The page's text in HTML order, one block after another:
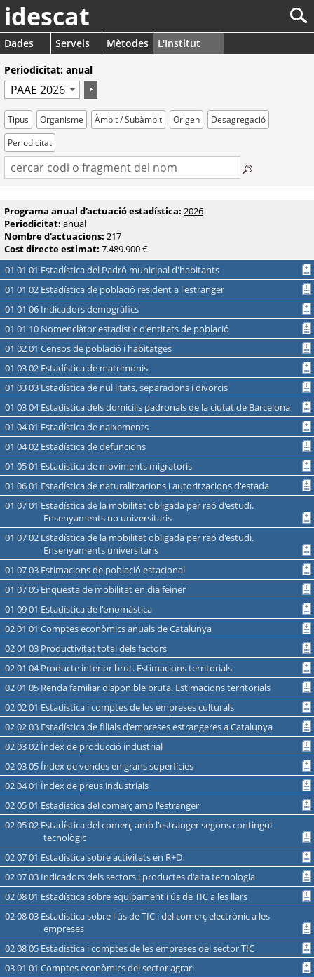
idescat
Dades Serveis Mètodes
L'Institut
Periodicitat: anual
Tipus Organisme Àmbit / Subàmbit Origen
Desagregació
Periodicitat
Programa anual d'actuació estadística: 2026
Periodicitat: anual
Nombre d'actuacions: 217
Cost directe estimat: 7.489.900 €
01 01 01 Estadística del Padró municipal d'habitants
01 01 02 Estadística de població resident a l'estranger
01 01 06 Indicadors demogràfics
01 01 10 Nomenclàtor estadístic d'entitats de població
01 02 01 Censos de població i habitatges
01 03 02 Estadística de matrimonis
01 03 03 Estadística de nul·litats, separacions i divorcis
01 03 04 Estadística dels domicilis padronals de la ciutat de Barcelona
01 04 01 Estadística de naixements
01 04 02 Estadística de defuncions
01 05 01 Estadística de moviments migratoris
01 06 01 Estadística de naturalitzacions i autoritzacions d'estada
01 07 01 Estadística de la mobilitat obligada per raó d'estudi.
Ensenyaments no universitaris
01 07 02 Estadística de la mobilitat obligada per raó d'estudi.
Ensenyaments universitaris
01 07 03 Estimacions de població estacional
01 07 05 Enquesta de mobilitat en dia feiner
01 09 01 Estadística de l'onomàstica
02 01 01 Comptes econòmics anuals de Catalunya
02 01 03 Productivitat total dels factors
02 01 04 Producte interior brut. Estimacions territorials
02 01 05 Renda familiar disponible bruta. Estimacions territorials
02 02 01 Estadística i comptes de les empreses culturals
02 02 03 Estadística de filials d'empreses estrangeres a Catalunya
02 03 02 Índex de producció industrial
02 03 05 Índex de vendes en grans superfícies
02 04 01 Índex de preus industrials
02 05 01 Estadística del comerç amb l'estranger
02 05 02 Estadística del comerç amb l'estranger segons contingut
tecnològic
02 07 01 Estadística sobre activitats en R+D
02 07 03 Indicadors dels sectors i productes d'alta tecnologia
02 08 01 Estadística sobre equipament i ús de TIC a les llars
02 08 03 Estadística sobre l'ús de TIC i del comerç electrònic a les
empreses
02 08 05 Estadística i comptes de les empreses del sector TIC
03 01 01 Comptes econòmics del sector agrari